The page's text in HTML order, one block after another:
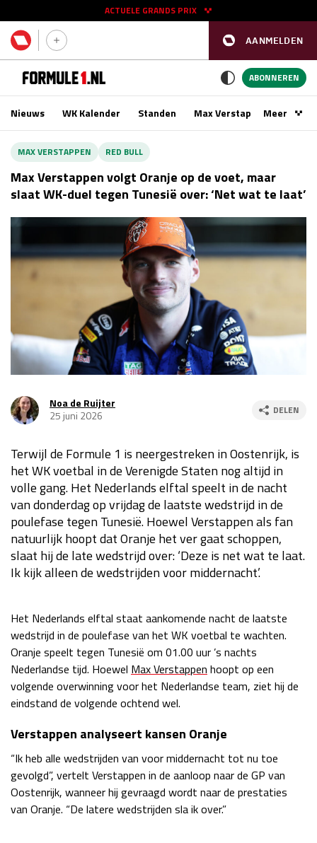
AANMELDEN
ACTUELE GRANDS PRIX
11 - 13 sep
Race
GP AZERBEIDZJAN 2026 24 - 26 sep
vr 14:00 - 15:00
Race
za 13:00 - 15:00
Kwalificatie
zo 14:00 - 16:00
Kwalificatie
za 23:00 - 00:00
Race
zo 21:00 - 23:00
GP MEXICO 2026 30 okt - 01 nov
Kwalificatie
za 22:00 - 23:00
Race
zo 21:00 - 23:00
Kwalificatie
za 19:00 - 20:00
Race
zo 18:00 - 20:00
LAS VEGAS GRAND PRIX 2026 20 - 22 nov
Kwalificatie
za 05:00 - 06:00
Race
GP QATAR 2026 27 - 29 nov
GP ABU DHABI 2026
Kwalificatie
za 15:00 - 16:00
Race
zo 14:00 - 16:00
ABONNEREN
Nieuws WK Kalender Standen Max VerstappenMeer
MAX VERSTAPPEN RED BULL
Max Verstappen volgt Oranje op de voet, maar
slaat WK-duel tegen Tunesië over: ‘Net wat te laat’
Noa de Ruijter
25 juni 2026
DELEN
Terwijl de Formule 1 is neergestreken in Oostenrijk, is
het WK voetbal in de Verenigde Staten nog altijd in
volle gang. Het Nederlands elftal speelt in de nacht
van donderdag op vrijdag de laatste wedstrijd in de
poulefase tegen Tunesië. Hoewel Verstappen als fan
natuurlijk hoopt dat Oranje het ver gaat schoppen,
slaat hij de late wedstrijd over: ‘Deze is net wat te laat.
Ik kijk alleen de wedstrijden voor middernacht’.
Het Nederlands elftal staat aankomende nacht de laatste
wedstrijd in de poulefase van het WK voetbal te wachten.
Oranje speelt tegen Tunesië om 01.00 uur ’s nachts
Nederlandse tijd. Hoewel Max Verstappen hoopt op een
volgende overwinning voor het Nederlandse team, ziet hij de
eindstand de volgende ochtend wel.
Verstappen analyseert kansen Oranje
“Ik heb alle wedstrijden van voor middernacht tot nu toe
gevolgd”, vertelt Verstappen in de aanloop naar de GP van
Oostenrijk, wanneer hij gevraagd wordt naar de prestaties
van Oranje. “De latere wedstrijden sla ik over.”